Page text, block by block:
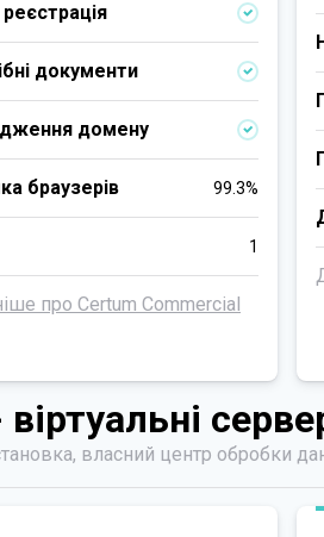
документи
домену
браузерів 99.3%
1
про Certum Commercial
власний центр обробки